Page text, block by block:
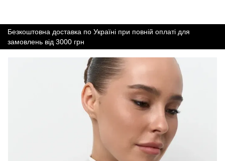
Безкоштовна доставка по Україні при повній оплаті для
замовлень від 3000 грн